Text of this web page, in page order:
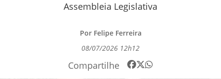
Assembleia Legislativa
Por Felipe Ferreira
08/07/2026 12h12
Compartilhe